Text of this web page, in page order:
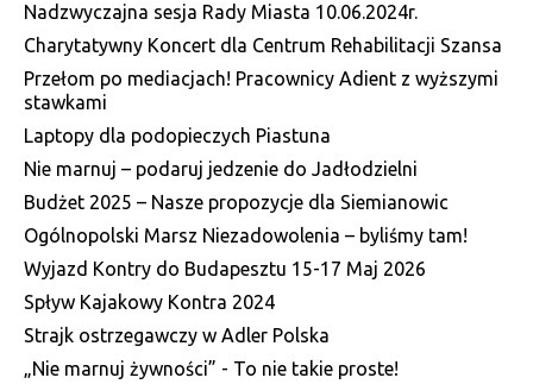
Nadzwyczajna sesja Rady Miasta 10.06.2024r.
Charytatywny Koncert dla Centrum Rehabilitacji Szansa
Przełom po mediacjach! Pracownicy Adient z wyższymi
stawkami
Laptopy dla podopieczych Piastuna
Nie marnuj – podaruj jedzenie do Jadłodzielni
Budżet 2025 – Nasze propozycje dla Siemianowic
Ogólnopolski Marsz Niezadowolenia – byliśmy tam!
Wyjazd Kontry do Budapesztu 15-17 Maj 2026
Spływ Kajakowy Kontra 2024
Strajk ostrzegawczy w Adler Polska
„Nie marnuj żywności” - To nie takie proste!